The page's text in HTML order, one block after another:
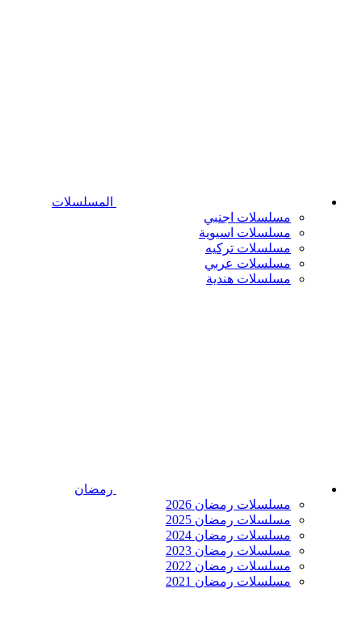
المسلسلات
مسلسلات اجنبي
مسلسلات اسيوية
مسلسلات تركيه
مسلسلات عربي
مسلسلات هندية
رمضان
مسلسلات رمضان 2026
مسلسلات رمضان 2025
مسلسلات رمضان 2024
مسلسلات رمضان 2023
مسلسلات رمضان 2022
مسلسلات رمضان 2021